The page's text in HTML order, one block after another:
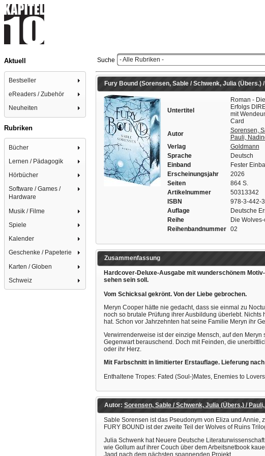
Aktuell
Bestseller
eReaders / Zubehör
Neuheiten
Rubriken
Bücher
Lernen / Pädagogik
Hörbücher
Software / Games /
Hardware
Musik / Filme
Spiele
Kalender
Geschenke / Papeterie
Karten / Globen
Schweiz
Suche - Alle Rubriken -
Fury Bound (Sorensen, Sable / Schwenk, Julia (Übers.)
Untertitel
Roman -
Erfolgs
mit
Card
Autor
Sorensen,
Pauli,
Verlag
Goldmann
Sprache
Deutsch
Einband
Fester
Erscheinungsjahr
2026
Seiten
864 S.
Artikelnummer
50313342
ISBN
978-3-442-
Auflage
Deutsche
Reihe
Die
Reihenbandnummer
02
Zusammenfassung
Hardcover-Deluxe-Ausgabe mit wunderschönem
sehen sein soll.
Vom Schicksal gekrönt. Von der Liebe gebrochen.
Meryn Cooper hätte nie gedacht, dass sie einmal zu
noch so brutale Prüfung ihrer Ausbildung überlebt.
hat. Schon vor Jahrzehnten hat seine Familie Meryn ihr
Verwirrenderweise ist der einzige Mensch, auf den
Gegenwart berauschend. Doch mit Feinden, die
oder ihr Herz.
Mit Farbschnitt in limitierter Erstauflage. Lieferung
Enthaltene Tropes: Fated (Soul-)Mates, Enemies to
Autor: Sorensen, Sable / Schwenk, Julia (Übers.) /
Sable Sorensen ist das Pseudonym von Eliza und
FURY BOUND ist der zweite Teil der Wolves of Ruins
Julia Schwenk hat Neuere Deutsche
wie Gollum auf ihrer Couch über dem Arbeitsnetbook
Jagd nach dem nächsten spannenden Projekt.